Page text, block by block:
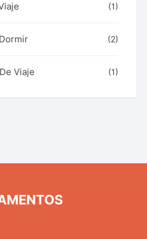
(1)
(2)
Viaje (1)